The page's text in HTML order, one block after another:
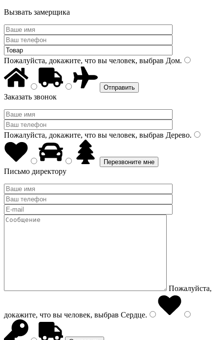
Вызвать замерщика
Пожалуйста, докажите, что вы человек, выбрав Дом.
Заказать звонок
Пожалуйста, докажите, что вы человек, выбрав Дерево.
Письмо директору
Пожалуйста,
докажите, что вы человек, выбрав Сердце.